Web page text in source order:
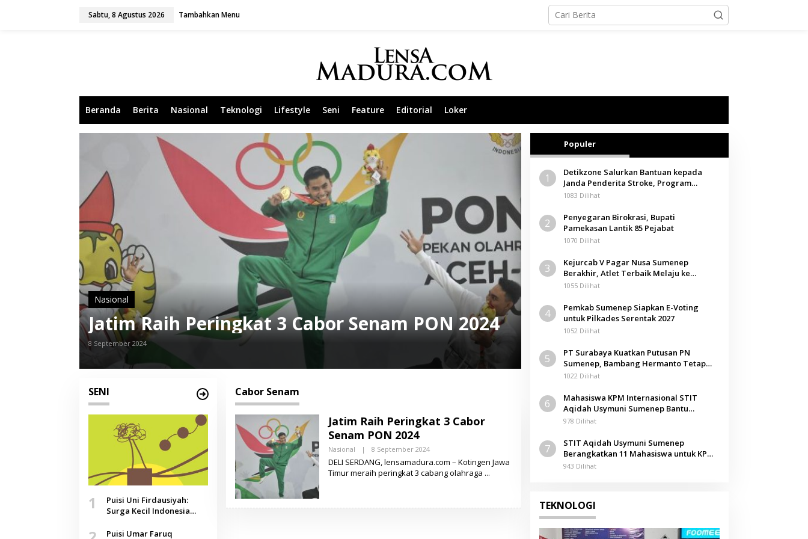
Sabtu, 8 Agustus 2026 Tambahkan Menu
Beranda Berita Nasional Teknologi Lifestyle Seni Feature Editorial Loker
Nasional
Jatim Raih Peringkat 3 Cabor Senam PON 2024
8 September 2024
SENI
1
Puisi Uni Firdausiyah:
Surga Kecil Indonesia
Doa yang Jauh, Narasi
Puisi Umar Faruq
Cabor Senam
Jatim Raih Peringkat 3 Cabor
Senam PON 2024
Nasional | 8 September 2024O
E
H
S
DELI SERDANG, lensamadura.com – Kotingen Jawa
Timur meraih peringkat 3 cabang olahraga
Populer
1
Detikzone Salurkan Bantuan kepada
Janda Penderita Stroke, Program
Berbagi Masuki Hari ke-61
1083 Dilihat
2
Penyegaran Birokrasi, Bupati
Pamekasan Lantik 85 Pejabat
1070 Dilihat
3
Kejurcab V Pagar Nusa Sumenep
Berakhir, Atlet Terbaik Melaju ke
Kejurwil Jatim
1055 Dilihat
4
Pemkab Sumenep Siapkan E-Voting
untuk Pilkades Serentak 2027
1052 Dilihat
5
PT Surabaya Kuatkan Putusan PN
Sumenep, Bambang Hermanto Tetap
Dinyatakan Pemilik Sah Tanah di
1022 Dilihat
6
Mahasiswa KPM Internasional STIT
Aqidah Usymuni Sumenep Bantu
Pengurusan Jenazah WNI di Malaysia
978 Dilihat
7
STIT Aqidah Usymuni Sumenep
Berangkatkan 11 Mahasiswa untuk KPM
Internasional di Malaysia
943 Dilihat
TEKNOLOGI